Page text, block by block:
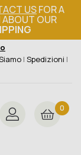
USFOR A
OUR
(Lun - Ven / 8.30 -
| Spedizioni |
0